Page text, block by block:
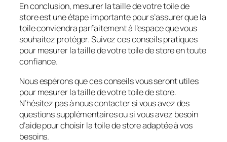
En conclusion, mesurer la taille de votre toile de
store est une étape importante pour s’assurer que la
toile conviendra parfaitement à l’espace que vous
souhaitez protéger. Suivez ces conseils pratiques
pour mesurer la taille de votre toile de store en toute
confiance.
Nous espérons que ces conseils vous seront utiles
pour mesurer la taille de votre toile de store.
N’hésitez pas à nous contacter si vous avez des
questions supplémentaires ou si vous avez besoin
d’aide pour choisir la toile de store adaptée à vos
besoins.